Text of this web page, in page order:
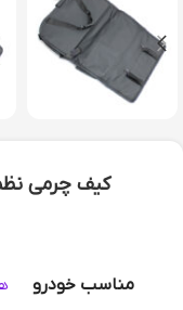
کیف چرمی
مناسب خودرو